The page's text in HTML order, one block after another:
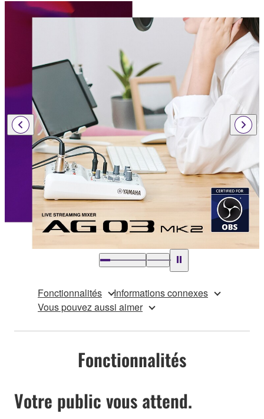
Fonctionnalités
Informations connexes
Vous pouvez aussi aimer
Fonctionnalités
Votre public vous attend.